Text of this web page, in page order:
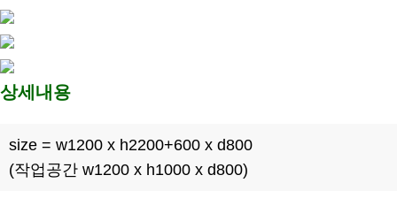
상세내용
size = w1200 x h2200+600 x d800
(작업공간 w1200 x h1000 x d800)